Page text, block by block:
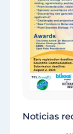
Noticias